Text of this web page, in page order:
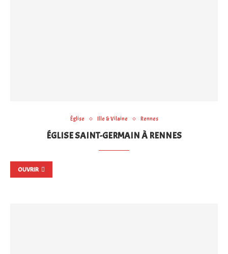
Église Ille & Vilaine Rennes
ÉGLISE SAINT-GERMAIN À RENNES
OUVRIR